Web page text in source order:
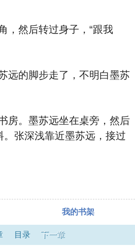
然后转过身子，“跟我
的脚步走了，不明白墨苏
。墨苏远坐在桌旁，然后
张深浅靠近墨苏远，接过
我的书架
目录 下一章